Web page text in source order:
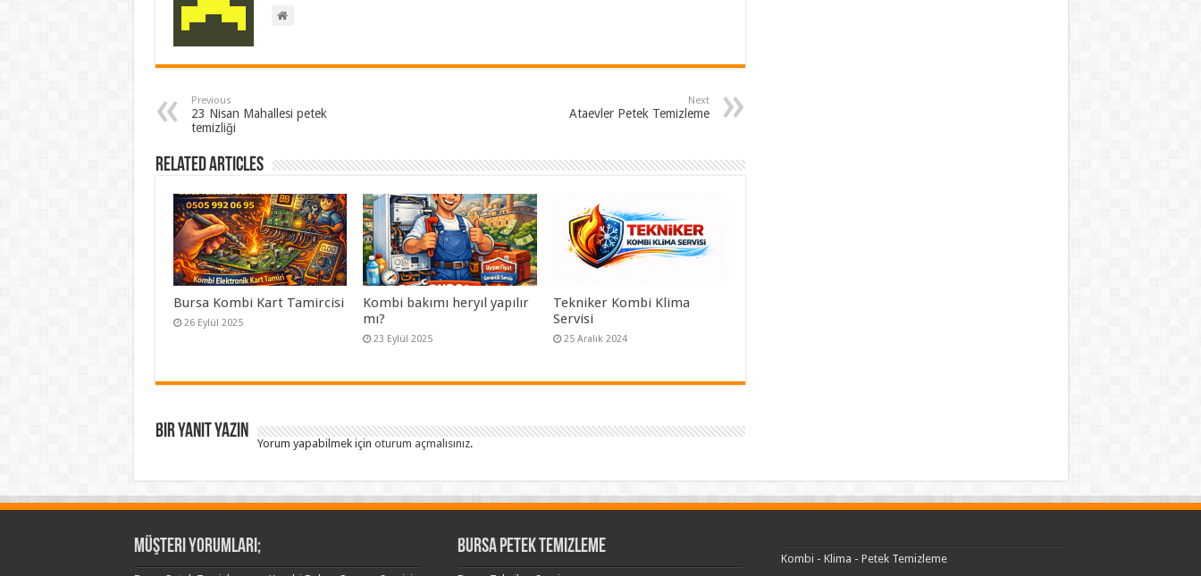
Previous
23 Nisan Mahallesi petek
temizliği
Next
Ataevler Petek Temizleme
Related Articles
Bursa Kombi Kart Tamircisi
26 Eylül 2025
Kombi bakımı heryıl yapılır
mı?
23 Eylül 2025
Tekniker Kombi Klima
Servisi
25 Aralık 2024
Bir yanıt yazın
Yorum yapabilmek için oturum açmalısınız.
Müşteri Yorumları; Bursa Petek Temizleme
Kombi - Klima - Petek Temizleme